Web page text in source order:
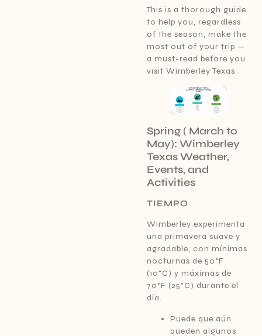
This is a thorough guide
to help you, regardless
of the season, make the
most out of your trip —
a must-read before you
visit Wimberley Texas.
Spring ( March to
May): Wimberley
Texas Weather,
Events, and
Activities
TIEMPO
Wimberley experimenta
una primavera suave y
agradable, con mínimas
nocturnas de 50°F
(10°C) y máximas de
70°F (25°C) durante el
día.
Puede que aún
queden algunos